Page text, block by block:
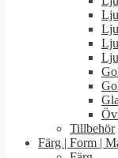
Tillbehör
Färg | Form |